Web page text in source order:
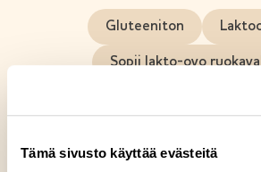
Tämä sivusto käyttää evästeitä
Gluteeniton
Sopii lakto-ovo
Mansikka-vadelmahillossamme